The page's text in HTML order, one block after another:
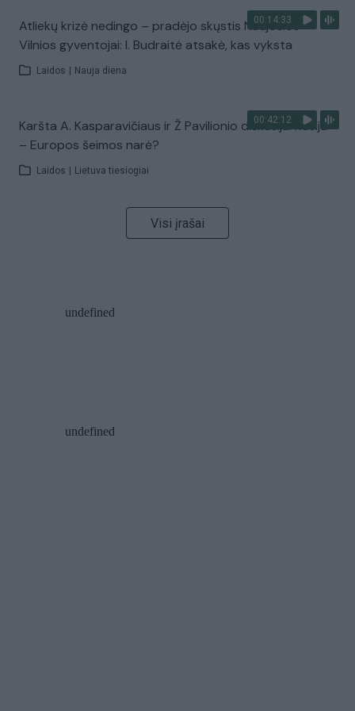
00:14:33
Atliekų krizė nedingo – pradėjo skųstis Naujosios
Vilnios gyventojai: I. Budraitė atsakė, kas vyksta
Laidos Nauja diena
00:42:12
Karšta A. Kasparavičiaus ir Ž Pavilionio diskusija: Rusija
– Europos šeimos narė?
Laidos Lietuva tiesiogiai
Visi įrašai